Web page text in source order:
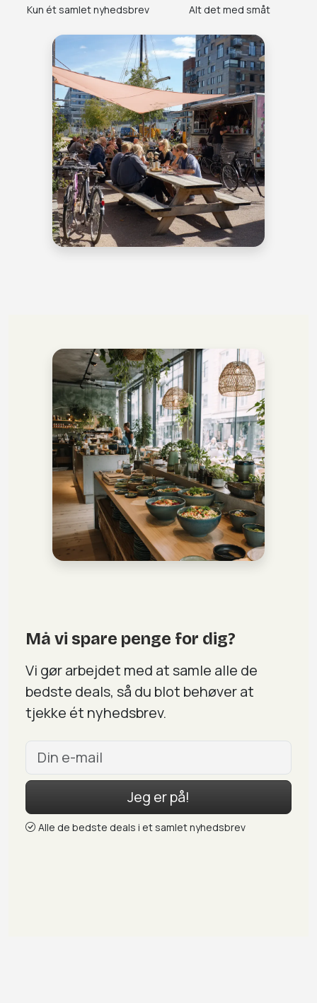
Kun ét samlet nyhedsbrev Alt det med småt
Må vi spare penge for dig?
Vi gør arbejdet med at samle alle de
bedste deals, så du blot behøver at
tjekke ét nyhedsbrev.
Jeg er på!
Alle de bedste deals i et samlet nyhedsbrev